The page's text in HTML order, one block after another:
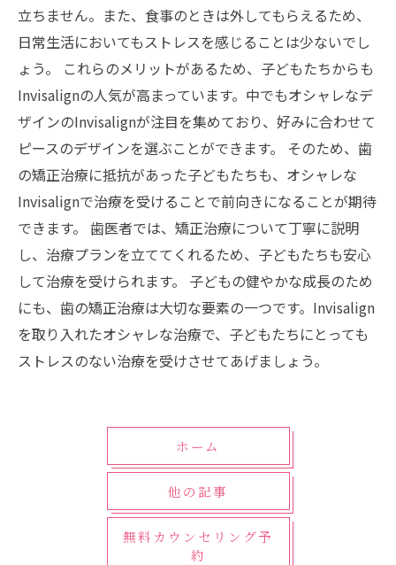
立ちません。また、食事のときは外してもらえるため、
日常生活においてもストレスを感じることは少ないでし
ょう。 これらのメリットがあるため、子どもたちからも
Invisalignの人気が高まっています。中でもオシャレなデ
ザインのInvisalignが注目を集めており、好みに合わせて
ピースのデザインを選ぶことができます。 そのため、歯
の矯正治療に抵抗があった子どもたちも、オシャレな
Invisalignで治療を受けることで前向きになることが期待
できます。 歯医者では、矯正治療について丁寧に説明
し、治療プランを立ててくれるため、子どもたちも安心
して治療を受けられます。 子どもの健やかな成長のため
にも、歯の矯正治療は大切な要素の一つです。Invisalign
を取り入れたオシャレな治療で、子どもたちにとっても
ストレスのない治療を受けさせてあげましょう。
ホーム
他の記事
無料カウンセリング予
約